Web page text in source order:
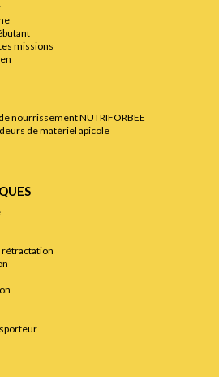
missions
nourrissement NUTRIFORBEE
de matériel apicole
rétractation